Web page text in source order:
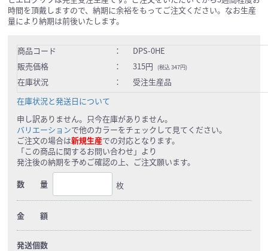
時間を頂戴しますので、納期に余裕をもってご注文ください。なお生産
量により納期は前後いたします。
商品コード ：
DPS-0HE
販売価格
： 315円 (税込 347円)
在庫状況 ：
受注生産品
在庫状況と発送日について
申し訳ありません。只今在庫がありません。
バリエーションで他のカラーをチェックして見てください。
ご注文の場合は新規生産での対応となります。
「この商品に関するお問い合わせ」より
発注後の納期を予めご確認の上、ご注文願います。
数 量
枚
金 額
発送個数